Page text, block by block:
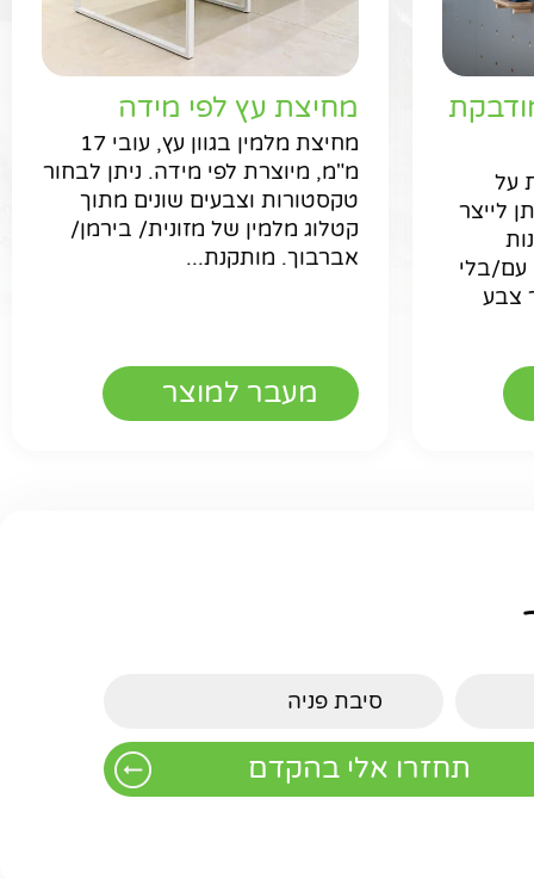
על
לייצר
עם/בלי
צבע
מחיצת עץ לפי מידה
מחיצת מלמין בגוון עץ, עובי 17
מ"מ, מיוצרת לפי מידה. ניתן לבחור
טקסטורות וצבעים שונים מתוך
קטלוג מלמין של מזונית/ בירמן/
אברבוך. מותקנת...
מעבר למוצר